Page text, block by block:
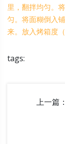
里，翻拌均匀。
匀。将面糊倒入
来。放入烤箱度
tags:
上一篇：